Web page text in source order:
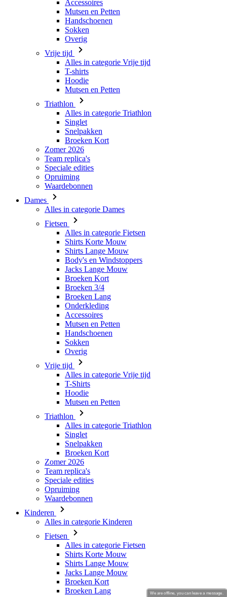
Vrije tijd
Alles in categorie Vrije tijd
T-shirts
Hoodie
Mutsen en Petten
Triathlon
Alles in categorie Triathlon
Singlet
Snelpakken
Broeken Kort
Zomer 2026
Team replica's
Speciale edities
Opruiming
Waardebonnen
Dames
Alles in categorie Dames
Fietsen
Alles in categorie Fietsen
Shirts Lange Mouw
Body's en Windstoppers
Jacks Lange Mouw
Broeken Kort
Broeken 3/4
Broeken Lang
Onderkleding
Accessoires
Mutsen en Petten
Handschoenen
Sokken
Overig
Vrije tijd
Alles in categorie Vrije tijd
T-Shirts
Hoodie
Mutsen en Petten
Triathlon
Alles in categorie Triathlon
Singlet
Snelpakken
Broeken Kort
Zomer 2026
Team replica's
Speciale edities
Opruiming
Waardebonnen
Kinderen
Alles in categorie Kinderen
Fietsen
Alles in categorie Fietsen
Shirts Lange Mouw
Jacks Lange Mouw
Broeken Kort
Broeken Lang
Accessoires
Handschoenen
Zomer 2026
Team replica's
Speciale edities
We are offline, you can leave a message.